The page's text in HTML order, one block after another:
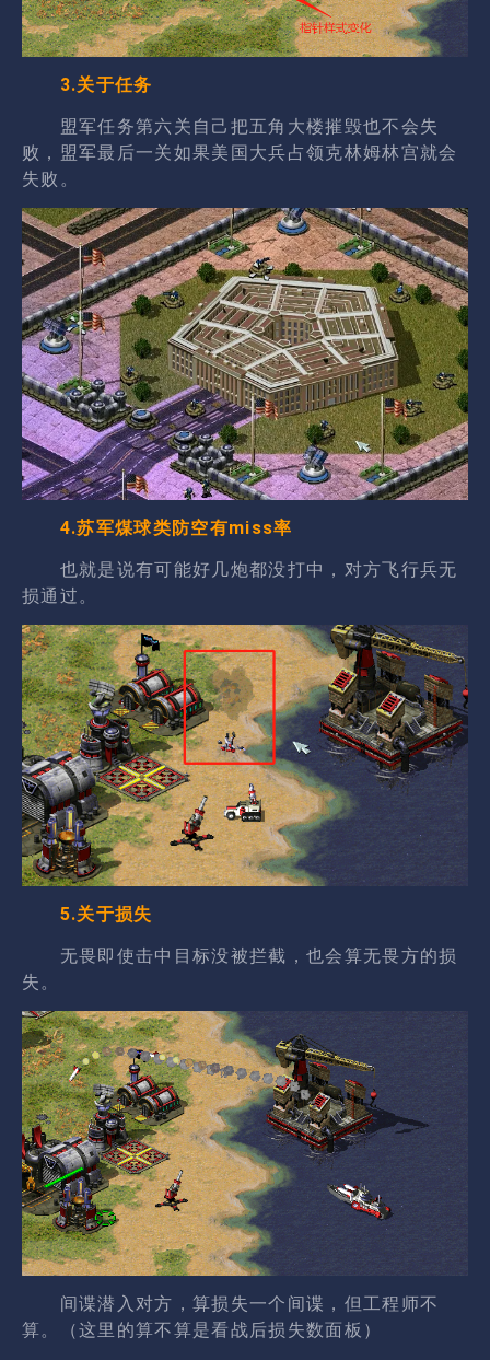
3.关于任务
盟军任务第六关自己把五角大楼摧毁也不会失
败，盟军最后一关如果美国大兵占领克林姆林宫就会
失败。
4.苏军煤球类防空有miss率
也就是说有可能好几炮都没打中，对方飞行兵无
损通过。
5.关于损失
无畏即使击中目标没被拦截，也会算无畏方的损
失。
间谍潜入对方，算损失一个间谍，但工程师不
算。（这里的算不算是看战后损失数面板）